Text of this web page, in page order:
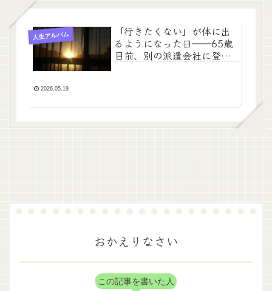
人生アルバム
「行きたくない」が体に出
るようになった日――65歳
目前、別の派遣会社に登録
2026.05.19
おかえりなさい
この記事を書いた人